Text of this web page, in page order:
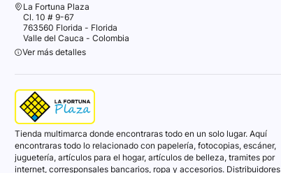
La Fortuna Plaza
Cl. 10 # 9-67
763560 Florida - Florida
Valle del Cauca - Colombia
Ver más detalles
Tienda multimarca donde encontraras todo en un solo lugar. Aquí
encontraras todo lo relacionado con papelería, fotocopias, escáner,
juguetería, artículos para el hogar, artículos de belleza, tramites por
internet, corresponsales bancarios, ropa y accesorios. Distribuidores